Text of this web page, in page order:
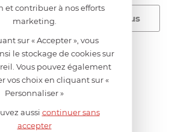
et contribuer à nos efforts
marketing.
sur « Accepter », vous
le stockage de cookies sur
Vous pouvez également
vos choix en cliquant sur «
Personnaliser »
aussi continuer sans
accepter